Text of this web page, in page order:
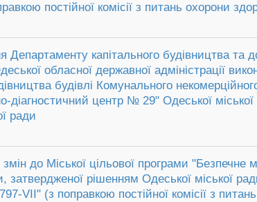
постійної комісії з питань охорони
Департаменту капітального будівництва та
обласної державної адміністрації
будівлі Комунального
діагностичний центр № 29" Одеської міської
ради
до Міської цільової програми "Безпечне
затвердженої рішенням Одеської міської
VII" (з поправкою постійної комісії з